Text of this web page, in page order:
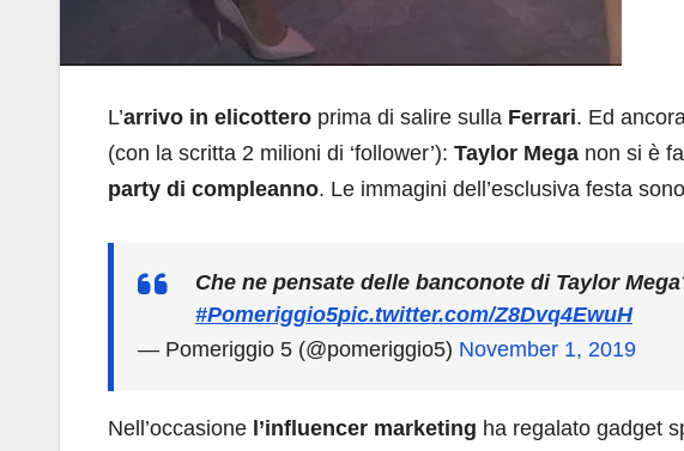
L’arrivo in elicottero prima di salire sulla Ferrari. Ed
(con la scritta 2 milioni di ‘follower’): Taylor Mega non si è
party di compleanno. Le immagini dell’esclusiva festa
Che ne pensate delle banconote di Taylor
#Pomeriggio5pic.twitter.com/Z8Dvq4EwuH
— Pomeriggio 5 (@pomeriggio5) November 1, 2019
Nell’occasione l’influencer marketing ha regalato gadget